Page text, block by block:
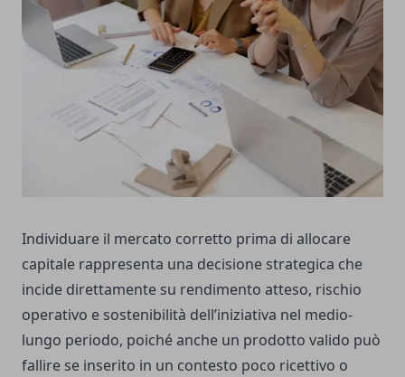
Individuare il mercato corretto prima di allocare
capitale rappresenta una decisione strategica che
incide direttamente su rendimento atteso, rischio
operativo e sostenibilità dell’iniziativa nel medio-
lungo periodo, poiché anche un prodotto valido può
fallire se inserito in un contesto poco ricettivo o